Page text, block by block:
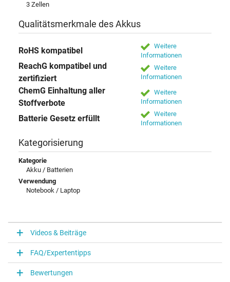
3 Zellen
Qualitätsmerkmale des Akkus
RoHS kompatibel
Weitere
Informationen
ReachG kompatibel und
zertifiziert
Weitere
Informationen
ChemG Einhaltung aller
Stoffverbote
Weitere
Informationen
Batterie Gesetz erfüllt
Weitere
Informationen
Kategorisierung
Kategorie
Akku / Batterien
Verwendung
Notebook / Laptop
Videos & Beiträge
FAQ/Expertentipps
Bewertungen